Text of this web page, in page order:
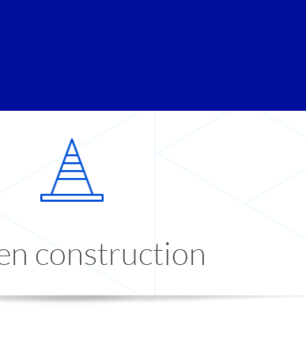
construction